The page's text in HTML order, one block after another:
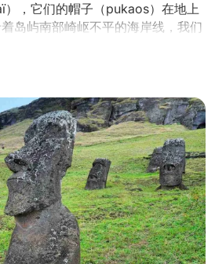
，它们的帽子（pukaos）在地上
岛屿南部崎岖不平的海岸线，我们
。我们还将见证
的海啸而毁于一旦。
诺拉库火山岩石上雕刻摩艾人的地方
后，沿原路向北返回，到达阿胡特皮
），这里有最大的摩艾（高近
名字的意思是 "世界之脐"。 最后，
这里有两个平台：阿胡瑙瑙（Ahu
胡基（Ahu Ature Huki）。
店。